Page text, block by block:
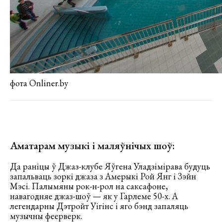
фота Onliner.by
Аматарам музыкі і маляўнічых шоў:
Да раніцы ў Джаз-клубе Яўгена Уладзімірава будуць
запальваць зоркі джаза з Амерыкі Рой Янг і Зэйн
Мэсі. Палымяны рок-н-рол на саксафоне,
навагодняе джаз-шоў — як у Гарлеме 50-х. А
легендарны Дэтройт Уігінс і яго бэнд запаляць
музычны феерверк.